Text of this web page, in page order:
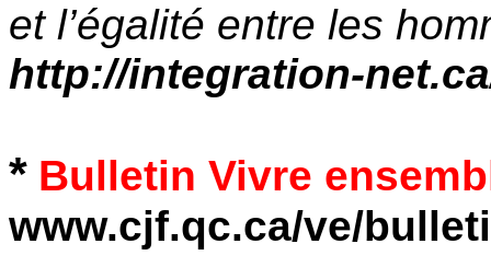
et l’égalité entre les
http://integration-
* Bulletin Vivre
www.cjf.qc.ca/ve/